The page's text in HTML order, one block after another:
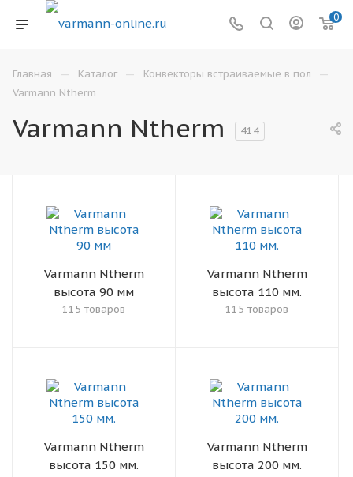
0
Главная — Каталог — Конвекторы встраиваемые в пол —
Varmann Ntherm
Varmann Ntherm 414
Varmann Ntherm
высота 90 мм
115 товаров
Varmann Ntherm
высота 110 мм.
115 товаров
Varmann Ntherm
высота 150 мм.
Varmann Ntherm
высота 200 мм.